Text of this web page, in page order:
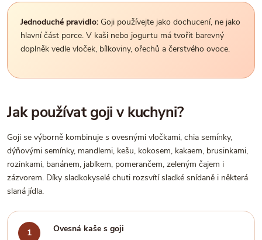
Jednoduché pravidlo: Goji používejte jako dochucení, ne jako
hlavní část porce. V kaši nebo jogurtu má tvořit barevný
doplněk vedle vloček, bílkoviny, ořechů a čerstvého ovoce.
Jak používat goji v kuchyni?
Goji se výborně kombinuje s ovesnými vločkami, chia semínky,
dýňovými semínky, mandlemi, kešu, kokosem, kakaem, brusinkami,
rozinkami, banánem, jablkem, pomerančem, zeleným čajem i
zázvorem. Díky sladkokyselé chuti rozsvítí sladké snídaně i některá
slaná jídla.
Ovesná kaše s goji